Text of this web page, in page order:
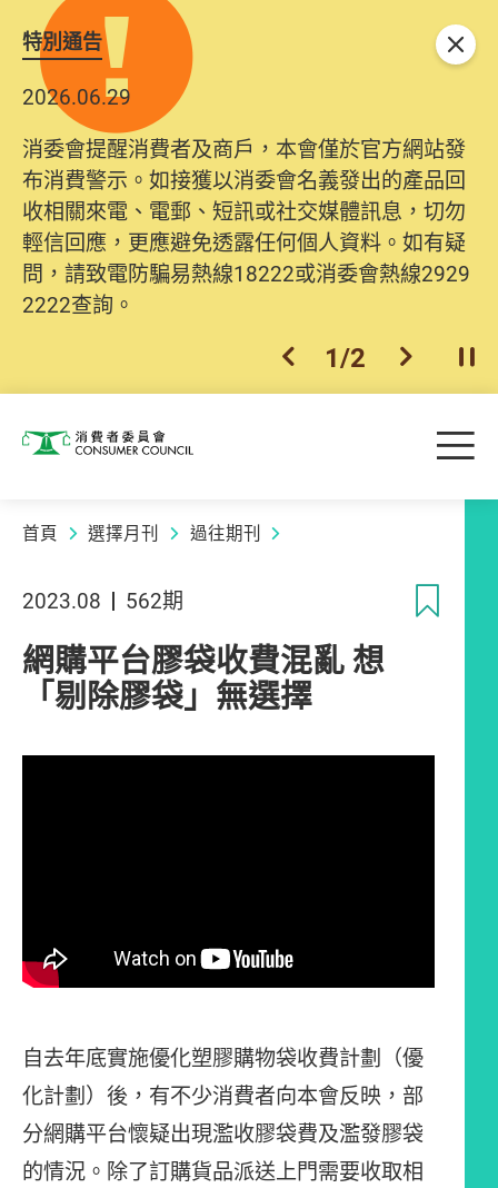
特別通告
2026.06.29
消委會提醒消費者及商戶，本會僅於官方網站發
布消費警示。如接獲以消委會名義發出的產品回
收相關來電、電郵、短訊或社交媒體訊息，切勿
輕信回應，更應避免透露任何個人資料。如有疑
問，請致電防騙易熱線18222或消委會熱線2929
2222查詢。
上一個
1/2 下一個開
關閉
消費者委員會 目
首頁 選擇月刊 過往期刊
2023.08 562期
網購平台膠袋收費混亂 想
「剔除膠袋」無選擇
自去年底實施優化塑膠購物袋收費計劃（優
化計劃）後，有不少消費者向本會反映，部
分網購平台懷疑出現濫收膠袋費及濫發膠袋
的情況。除了訂購貨品派送上門需要收取相